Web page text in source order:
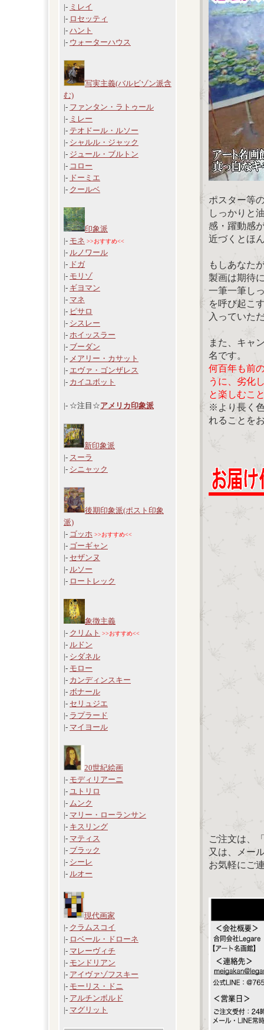
|- ミレイ
|- ロセッティ
|- ハント
|- ウォーターハウス
写実主義(バルビゾン派含
む)
|- ファンタン・ラトゥール
|- ミレー
|- テオドール・ルソー
|- シャルル・ジャック
|- ジュール・ブルトン
|- コロー
|- ドーミエ
|- クールベ
印象派
|- モネ >>おすすめ<<
|- ルノワール
|- ドガ
|- モリゾ
|- ギヨマン
|- マネ
|- ピサロ
|- シスレー
|- ホイッスラー
|- ブーダン
|- メアリー・カサット
|- エヴァ・ゴンザレス
|- カイユボット
|- ☆注目☆アメリカ印象派
新印象派
|- スーラ
|- シニャック
後期印象派(ポスト印象
派)
|- ゴッホ >>おすすめ<<
|- ゴーギャン
|- セザンヌ
|- ルソー
|- ロートレック
象徴主義
|- クリムト >>おすすめ<<
|- ルドン
|- シダネル
|- モロー
|- カンディンスキー
|- ボナール
|- セリュジエ
|- ラプラード
|- マイヨール
20世紀絵画
|- モディリアーニ
|- ユトリロ
|- ムンク
|- マリー・ローランサン
|- キスリング
|- マティス
|- ブラック
|- シーレ
|- ルオー
現代画家
|- クラムスコイ
|- ロベール・ドローネ
|- マレーヴィチ
|- モンドリアン
|- アイヴァゾフスキー
|- モーリス・ドニ
|- アルチンボルド
|- マグリット
ポスター等
しっかりと
感・躍動感
近づくとほ
もしあなた
製画は期待
一筆一筆し
を呼び起こ
入っていた
また、キャ
名です。
何百年も前
うに、劣化
と楽しむこ
※より長く
れることを
ご注文は、
又は、メー
お気軽にご